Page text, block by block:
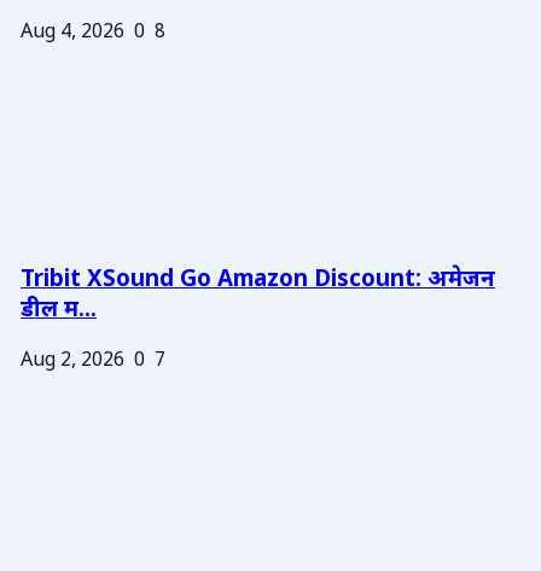
Aug 4, 2026 0 8
Tribit XSound Go Amazon Discount: अमेजन
डील म...
Aug 2, 2026 0 7